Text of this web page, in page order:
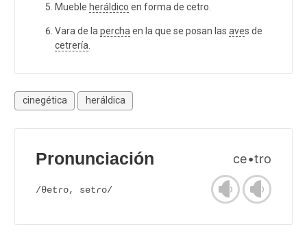
Mueble heráldico en forma de cetro.
Vara de la percha en la que se posan las aves de
cetrería
cinegética heráldica
Pronunciación ce•tro
/θetɾo, setɾo/